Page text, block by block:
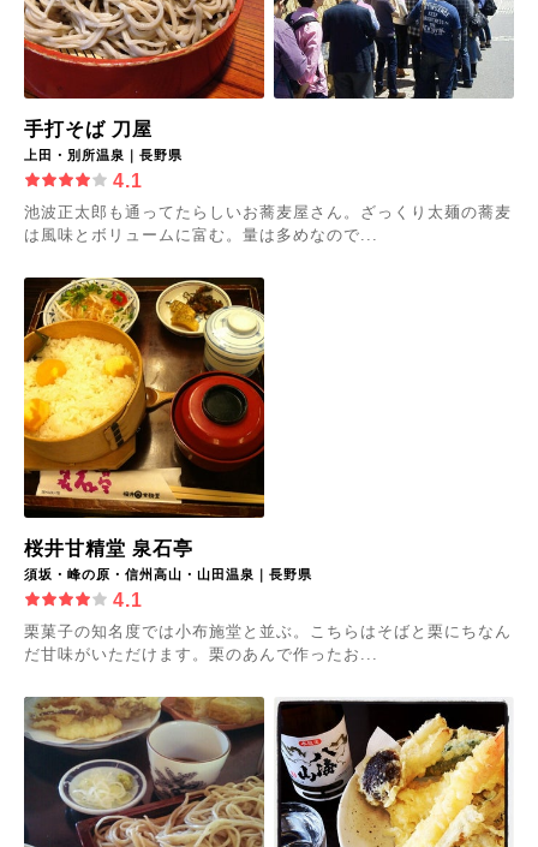
手打そば 刀屋
上田・別所温泉｜長野県
4.1
池波正太郎も通ってたらしいお蕎麦屋さん。ざっくり太麺の蕎麦
は風味とボリュームに富む。量は多めなので...
桜井甘精堂 泉石亭
須坂・峰の原・信州高山・山田温泉｜長野県
4.1
栗菓子の知名度では小布施堂と並ぶ。こちらはそばと栗にちなん
だ甘味がいただけます。栗のあんで作ったお...